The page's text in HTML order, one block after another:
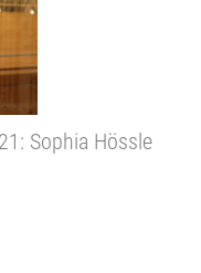
Sophia Hössle